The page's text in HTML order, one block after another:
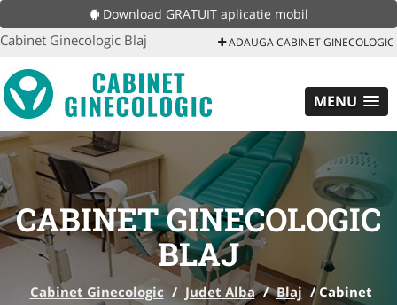
Download GRATUIT aplicatie mobil
Cabinet Ginecologic Blaj ADAUGA CABINET GINECOLOGIC
MENU
CABINET GINECOLOGIC
BLAJ
Cabinet Ginecologic / Judet Alba / Blaj /Cabinet